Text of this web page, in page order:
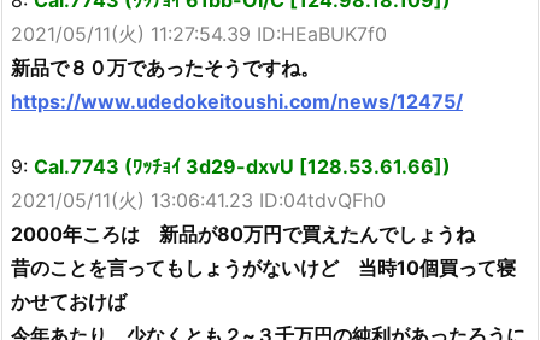
2021/05/11(火) 11:27:54.39 ID:HEaBUK7f0
新品で８０万であったそうですね。
https://www.udedokeitoushi.com/news/12475/
9: Cal.7743 (ﾜｯﾁｮｲ 3d29-dxvU [128.53.61.66])
2021/05/11(火) 13:06:41.23 ID:04tdvQFh0
2000年ころは 新品が80万円で買えたんでしょうね
昔のことを言ってもしょうがないけど 当時10個買って寝
かせておけば
今年あたり 少なくとも２~３千万円の純利があったろうに